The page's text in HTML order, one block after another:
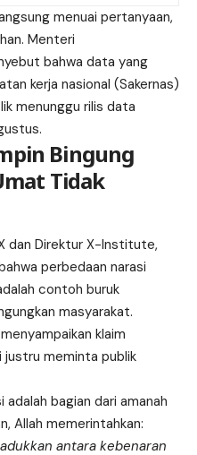
menuai pertanyaan,
Menteri
bahwa data yang
kerja nasional (Sakernas)
menunggu rilis data
Bingung
Tidak
dan Direktur X-Institute,
perbedaan narasi
contoh buruk
masyarakat.
klaim
meminta publik
adalah bagian dari amanah
Allah memerintahkan:
antara kebenaran